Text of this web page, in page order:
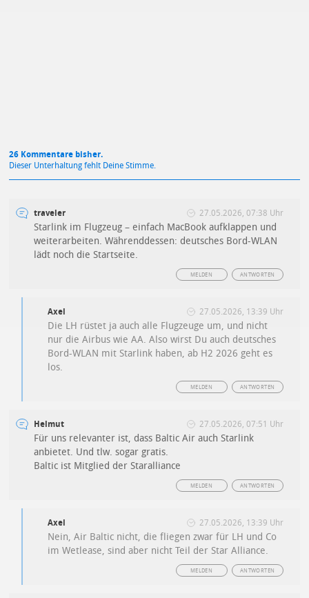
26 Kommentare bisher.
Dieser Unterhaltung fehlt Deine Stimme.
traveler 27.05.2026, 07:38 Uhr
Starlink im Flugzeug – einfach MacBook aufklappen und
weiterarbeiten. Währenddessen: deutsches Bord-WLAN
lädt noch die Startseite.
ANTWORTEN
MELDEN
Axel 27.05.2026, 13:39 Uhr
Die LH rüstet ja auch alle Flugzeuge um, und nicht
nur die Airbus wie AA. Also wirst Du auch deutsches
Bord-WLAN mit Starlink haben, ab H2 2026 geht es
los.
ANTWORTEN
MELDEN
Helmut 27.05.2026, 07:51 Uhr
Für uns relevanter ist, dass Baltic Air auch Starlink
anbietet. Und tlw. sogar gratis.
Baltic ist Mitglied der Staralliance
ANTWORTEN
MELDEN
Axel 27.05.2026, 13:39 Uhr
Nein, Air Baltic nicht, die fliegen zwar für LH und Co
im Wetlease, sind aber nicht Teil der Star Alliance.
ANTWORTEN
MELDEN